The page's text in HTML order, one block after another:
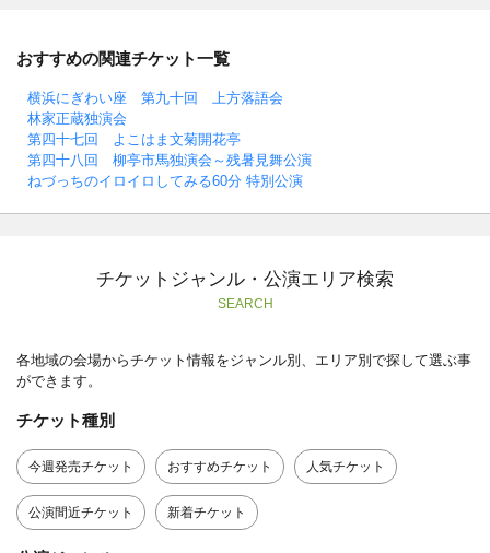
おすすめの関連チケット一覧
横浜にぎわい座 第九十回 上方落語会
林家正蔵独演会
第四十七回 よこはま文菊開花亭
第四十八回 柳亭市馬独演会～残暑見舞公演
ねづっちのイロイロしてみる60分 特別公演
チケットジャンル・公演エリア検索
SEARCH
各地域の会場からチケット情報をジャンル別、エリア別で探して選ぶ事
ができます。
チケット種別
今週発売チケット おすすめチケット 人気チケット
公演間近チケット 新着チケット